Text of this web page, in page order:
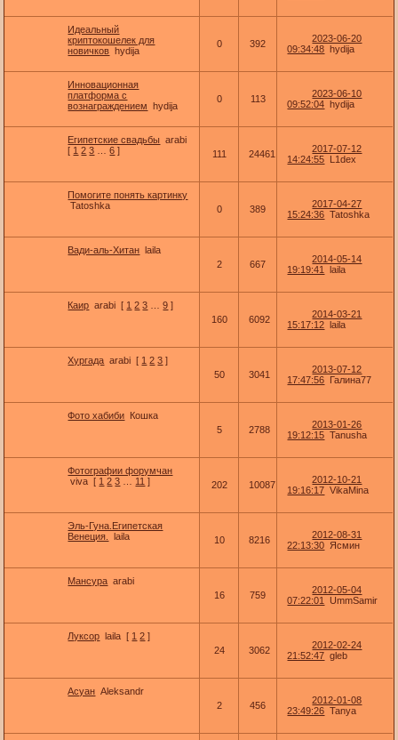
Идеальный
криптокошелек для
новичков hydija
0 392
2023-06-20
09:34:48 hydija
Инновационная
платформа с
вознаграждением
hydija
0 113
2023-06-10
09:52:04 hydija
Египетские свадьбы arabi
[ 1 2 3 6 ] 111 24461
2017-07-12
14:24:55 L1dex
Помогите понять картинку
Tatoshka
0 389
2017-04-27
15:24:36 Tatoshka
Вади-аль-Хитан laila
2
667
2014-05-14
19:19:41
laila
Каир arabi [ 1 2 3 9 ]
160
6092
2014-03-21
15:17:12 laila
Хургада arabi [ 1 2 3 ]
50
3041
2013-07-12
17:47:56 Галина77
Фото хабиби Кошка
5
2788
2013-01-26
19:12:15 Tanusha
Фотографии форумчан
viva [ 1 2 3 11 ] 202 10087
2012-10-21
19:16:17 VikaMina
Эль-Гуна.Египетская
Венеция.
laila 10 8216
2012-08-31
22:13:30 Ясмин
Мансура arabi
16
759
2012-05-04
07:22:01
UmmSamir
Луксор laila [ 1 2 ]
24
3062
2012-02-24
21:52:47 gleb
Асуан Aleksandr
2
456
2012-01-08
23:49:26 Tanya